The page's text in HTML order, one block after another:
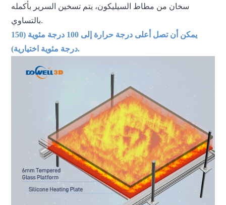
سخان من مطاط السيليكون، يتم تسخين السرير بأكمله
بالتساوي.
يمكن أن تصل أعلى درجة حرارة إلى 100 درجة مئوية (150
درجة مئوية اختيارية).